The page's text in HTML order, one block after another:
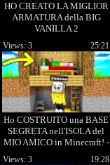
HO CREATO LA MIGLIOR
ARMATURA della BIG
VANILLA 2
Ho COSTRUITO una BASE
SEGRETA nell'ISOLA del
MIO AMICO in Minecraft! -
BIG SKYBLOCK Ep.18
25:21
Views: 3
19:28
Views: 3